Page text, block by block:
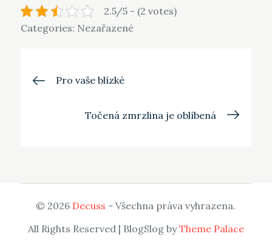
2.5/5 - (2 votes)
Categories: Nezařazené
Navigace
Pro vaše blízké
Točená zmrzlina je oblíbená
© 2026 Decuss - Všechna práva vyhrazena.
All Rights Reserved | BlogSlog byTheme Palace